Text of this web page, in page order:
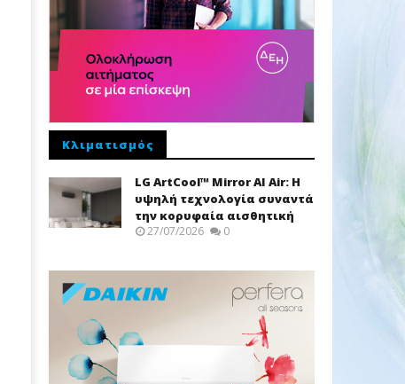
Κλιματισμός
LG ArtCool™ Mirror AI Air: Η
υψηλή τεχνολογία συναντά
την κορυφαία αισθητική
27/07/2026 0